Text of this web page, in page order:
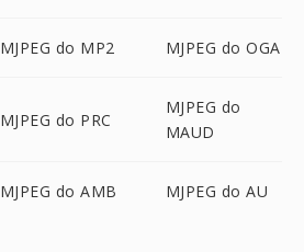
MJPEG do MP2 MJPEG do OGA
MJPEG do PRC
MJPEG do
MAUD
MJPEG do AMB MJPEG do AU